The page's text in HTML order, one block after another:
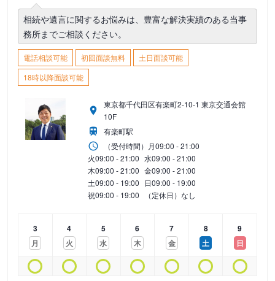
相続や遺言に関するお悩みは、豊富な解決実績のある当事
務所までご相談ください。
電話相談可能 初回面談無料
土日面談可能
18時以降面談可能
東京都千代田区有楽町2-10-1 東京交通会館
10F
有楽町駅
（受付時間） 月09:00 - 21:00
火09:00 - 21:00 水09:00 - 21:00
木09:00 - 21:00 金09:00 - 21:00
土09:00 - 19:00 日09:00 - 19:00
祝09:00 - 19:00 （定休日）なし
3
月
4
火
5
水
6
木
7
金
8
土
9
日